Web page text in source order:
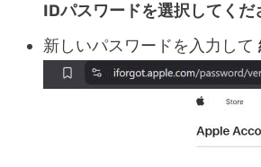
IDパスワードを選択してくだ
新しいパスワードを入力して